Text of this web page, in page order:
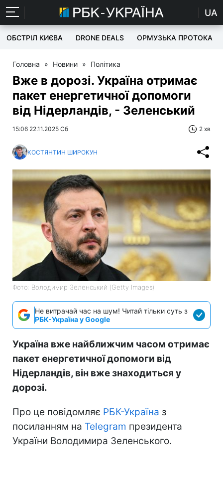
UA
ОБСТРІЛ КИЄВА DRONE DEALS ОРМУЗЬКА ПРОТОКА
Головна » Новини » Політика
Вже в дорозі. Україна отримає
пакет енергетичної допомоги
від Нідерландів, - Зеленський
15:06 22.11.2025 Сб 2 хв
КОСТЯНТИН ШИРОКУН
Фото: Володимир Зеленський (Getty Images)
Не витрачай час на шум! Читай тільки суть з
РБК-Україна у Google
Україна вже найближчим часом отримає
пакет енергетичної допомоги від
Нідерландів, він вже знаходиться у
дорозі.
Про це повідомляє РБК-Україна з
посиланням на Telegram президента
України Володимира Зеленського.